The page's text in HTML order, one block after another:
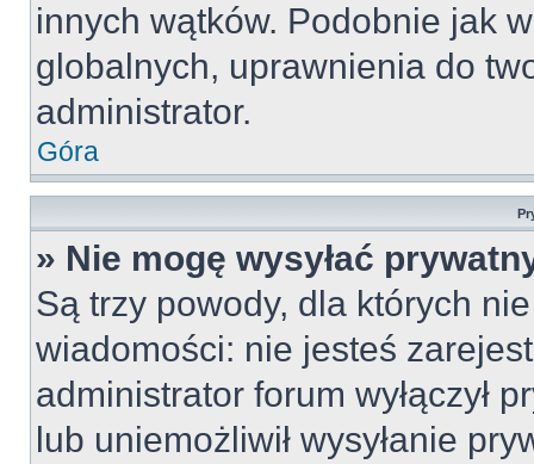
innych wątków. Podobnie jak
globalnych, uprawnienia do
administrator.
Góra
» Nie mogę wysyłać
Są trzy powody, dla których
wiadomości: nie jesteś
administrator forum wyłączył
lub uniemożliwił wysyłanie